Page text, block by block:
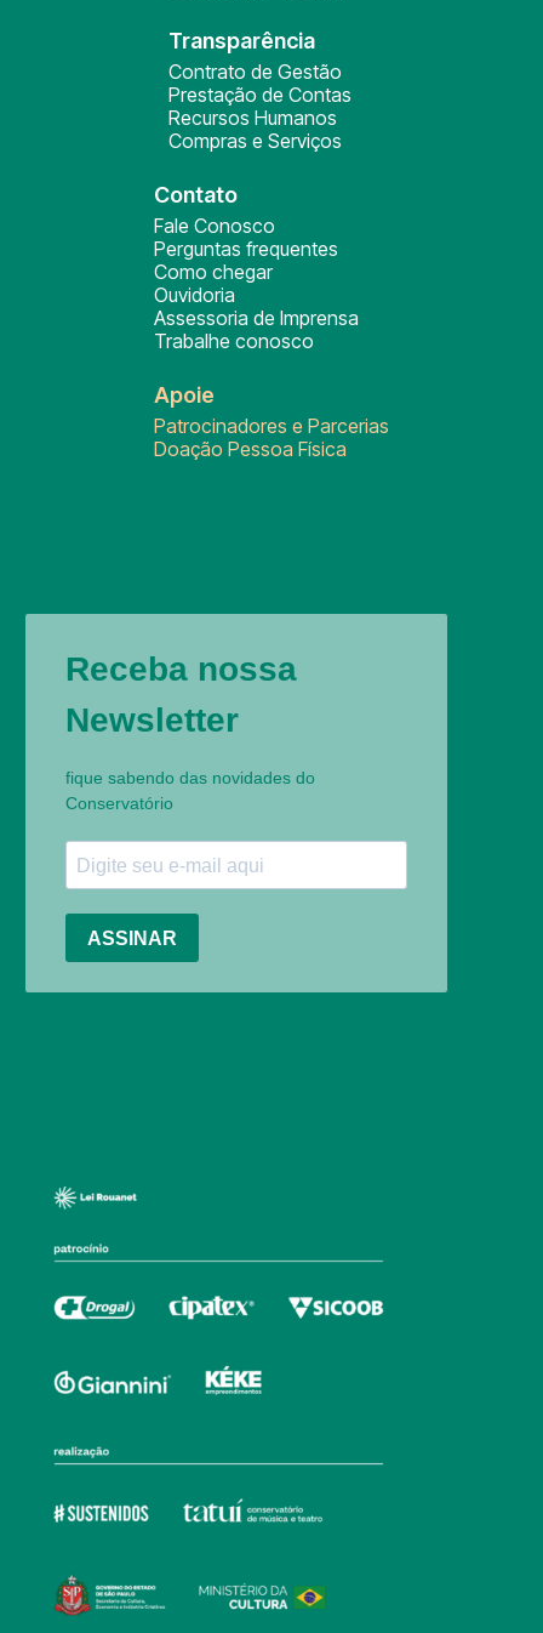
Transparência
Contrato de Gestão
Prestação de Contas
Recursos Humanos
Compras e Serviços
Contato
Fale Conosco
Perguntas frequentes
Como chegar
Ouvidoria
Assessoria de Imprensa
Trabalhe conosco
Apoie
Patrocinadores e Parcerias
Doação Pessoa Física